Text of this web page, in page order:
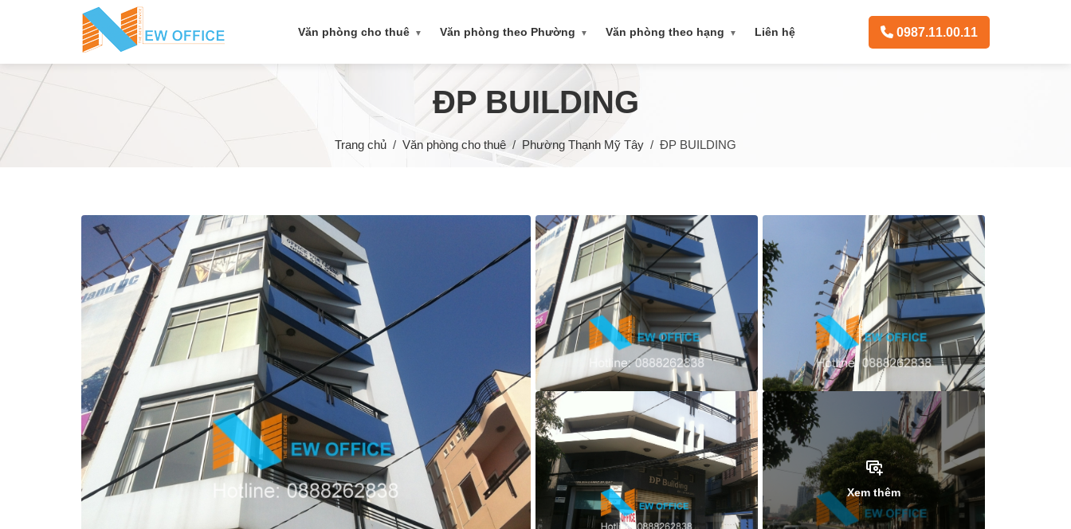
Văn phòng cho thuê ▼ Văn phòng theo Phường ▼ Văn phòng theo hạng ▼ Liên hệ 0987.11.00.11
ĐP BUILDING
Trang chủ Văn phòng cho thuê Phường Thạnh Mỹ Tây ĐP BUILDING
Xem thêm